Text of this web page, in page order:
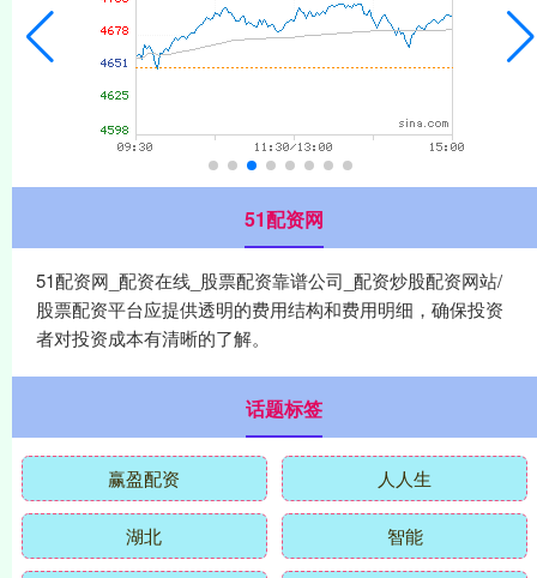
51配资网
51配资网_配资在线_股票配资靠谱公司_配资炒股配资网站/
股票配资平台应提供透明的费用结构和费用明细，确保投资
者对投资成本有清晰的了解。
话题标签
赢盈配资 人人生
湖北 智能